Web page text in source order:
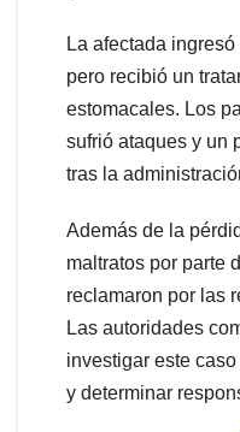
La afectada
pero recibió un
estomacales. Los
sufrió ataques y un
tras la
Además de la
maltratos por parte
reclamaron por las
Las autoridades
investigar este
y determinar